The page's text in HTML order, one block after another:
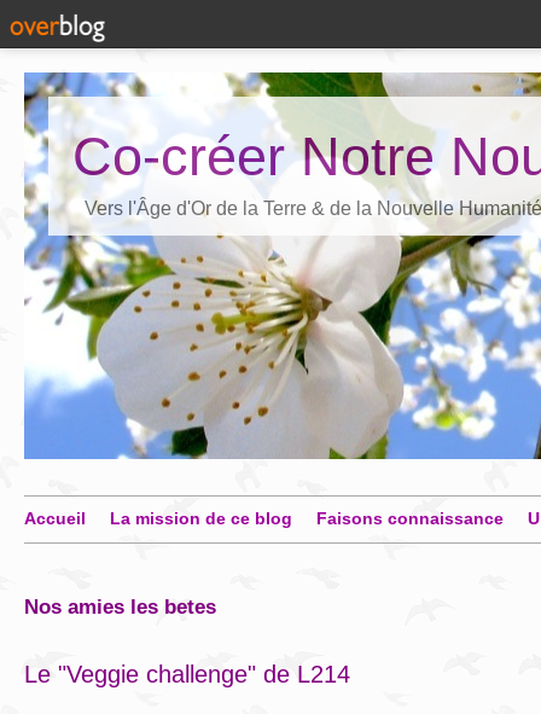
Co-créer Notre
Vers l'Âge d'Or de la Terre & de la Nouvelle Humanité
Accueil La mission de ce blog Faisons connaissance
nos amies les betes
Le "Veggie challenge" de L214